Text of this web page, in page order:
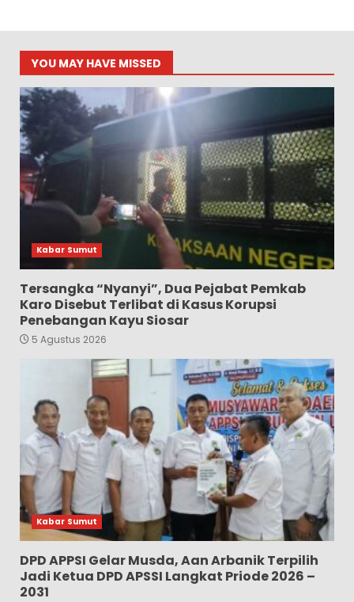
YOU MAY HAVE MISSED
Kabar Sumut
Tersangka “Nyanyi”, Dua Pejabat Pemkab
Karo Disebut Terlibat di Kasus Korupsi
Penebangan Kayu Siosar
5 Agustus 2026
Kabar Sumut
DPD APPSI Gelar Musda, Aan Arbanik Terpilih
Jadi Ketua DPD APSSI Langkat Priode 2026 –
2031